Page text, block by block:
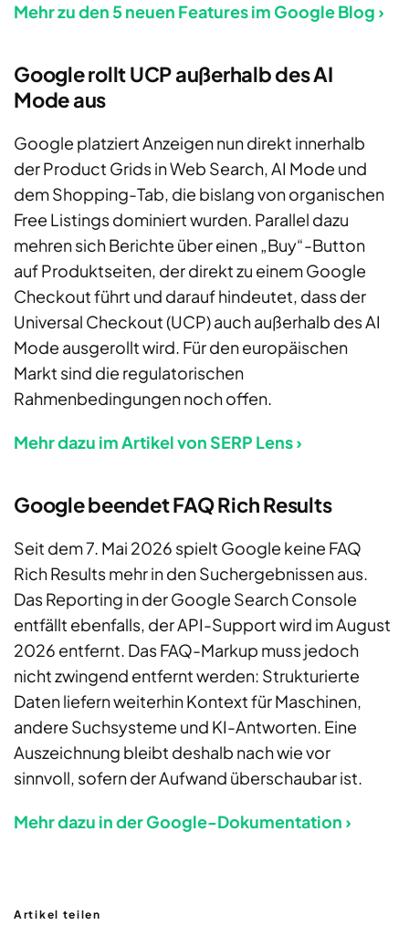
Mehr zu den 5 neuen Features im Google Blog ›
Google rollt UCP außerhalb des AI
Mode aus
Google platziert Anzeigen nun direkt innerhalb
der Product Grids in Web Search, AI Mode und
dem Shopping-Tab, die bislang von organischen
Free Listings dominiert wurden. Parallel dazu
mehren sich Berichte über einen „Buy“-Button
auf Produktseiten, der direkt zu einem Google
Checkout führt und darauf hindeutet, dass der
Universal Checkout (UCP) auch außerhalb des AI
Mode ausgerollt wird. Für den europäischen
Markt sind die regulatorischen
Rahmenbedingungen noch offen.
Mehr dazu im Artikel von SERP Lens ›
Google beendet FAQ Rich Results
Seit dem 7. Mai 2026 spielt Google keine FAQ
Rich Results mehr in den Suchergebnissen aus.
Das Reporting in der Google Search Console
entfällt ebenfalls, der API-Support wird im August
2026 entfernt. Das FAQ-Markup muss jedoch
nicht zwingend entfernt werden: Strukturierte
Daten liefern weiterhin Kontext für Maschinen,
andere Suchsysteme und KI-Antworten. Eine
Auszeichnung bleibt deshalb nach wie vor
sinnvoll, sofern der Aufwand überschaubar ist.
Mehr dazu in der Google-Dokumentation ›
Artikel teilen